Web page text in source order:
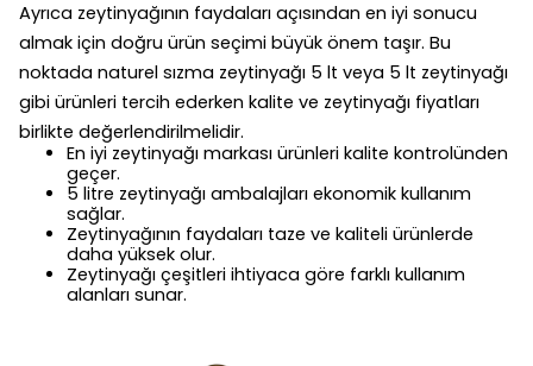
Ayrıca zeytinyağının faydaları açısından en iyi sonucu
almak için doğru ürün seçimi büyük önem taşır. Bu
noktada naturel sızma zeytinyağı 5 lt veya 5 lt zeytinyağı
gibi ürünleri tercih ederken kalite ve zeytinyağı fiyatları
birlikte değerlendirilmelidir.
En iyi zeytinyağı markası ürünleri kalite kontrolünden
geçer.
5 litre zeytinyağı ambalajları ekonomik kullanım
sağlar.
Zeytinyağının faydaları taze ve kaliteli ürünlerde
daha yüksek olur.
Zeytinyağı çeşitleri ihtiyaca göre farklı kullanım
alanları sunar.